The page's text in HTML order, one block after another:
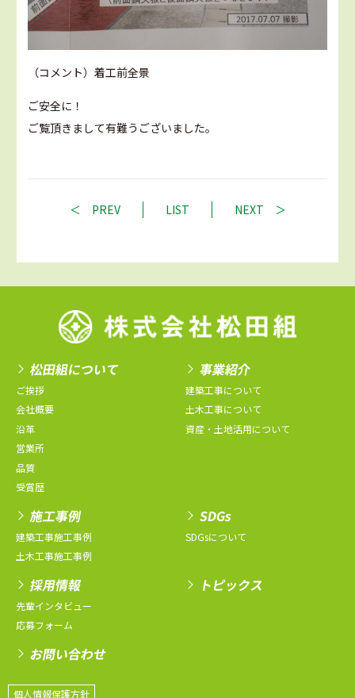
（コメント）着工前全景
ご安全に！
ご覧頂きまして有難うございました。
PREV LIST NEXT
松田組について
ご挨拶
会社概要
沿革
営業所
品質
受賞歴
事業紹介
建築工事について
土木工事について
資産・土地活用について
施工事例
建築工事施工事例
土木工事施工事例
SDGs
SDGsについて
採用情報
先輩インタビュー
応募フォーム
トピックス
お問い合わせ
個人情報保護方針